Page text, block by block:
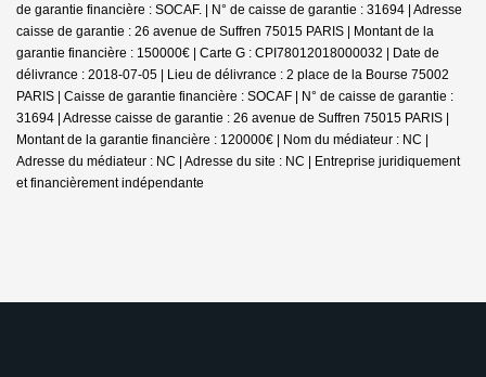
de garantie financière : SOCAF. | N° de caisse de garantie : 31694 | Adresse
caisse de garantie : 26 avenue de Suffren 75015 PARIS | Montant de la
garantie financière : 150000€ | Carte G : CPI78012018000032 | Date de
délivrance : 2018-07-05 | Lieu de délivrance : 2 place de la Bourse 75002
PARIS | Caisse de garantie financière : SOCAF | N° de caisse de garantie :
31694 | Adresse caisse de garantie : 26 avenue de Suffren 75015 PARIS |
Montant de la garantie financière : 120000€ | Nom du médiateur : NC |
Adresse du médiateur : NC | Adresse du site : NC | Entreprise juridiquement
et financièrement indépendante